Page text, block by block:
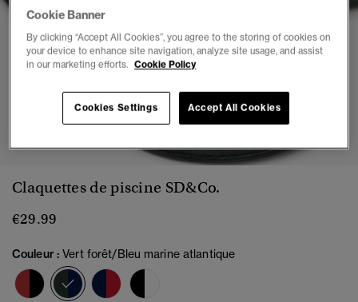
1 2 3 4 5 6 7
Claquettes de piscine SD&Co.
€29.99
Couleur :Vert forêt/Bleu marine atlantique
sélectionné
Cookie Banner
By clicking “Accept All Cookies”, you agree to the storing of cookies on
your device to enhance site navigation, analyze site usage, and assist
in our marketing efforts. Cookie Policy
Cookies Settings Accept All Cookies